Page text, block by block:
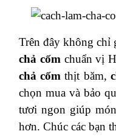
Trên đây không chỉ
chả cốm chuẩn vị
chả cốm thịt băm,
chọn mua và bảo
tươi ngon giúp
hơn. Chúc các bạn